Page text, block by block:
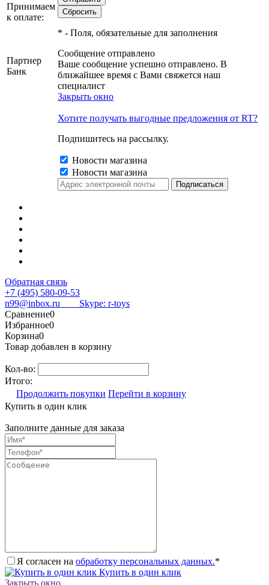
Принимаем
к оплате:
Партнер
Банк
* - Поля, обязательные для заполнения
Сообщение отправлено
Ваше сообщение успешно отправлено. В
ближайшее время с Вами свяжется наш
специалист
Закрыть окно
Хотите получать выгодные предложения от RT?
Подпишитесь на рассылку.
Новости магазина
Новости магазина
Обратная связь
+7 (495) 580-09-53
n99@inbox.ru Skype: r-toys
Сравнение0
Избранное0
Корзина0
Товар добавлен в корзину
Кол-во:
Итого:
Продолжить покупки Перейти в корзину
Купить в один клик
Заполните данные для заказа
Я согласен на обработку персональных данных.*
Купить в один клик
Закрыть окно